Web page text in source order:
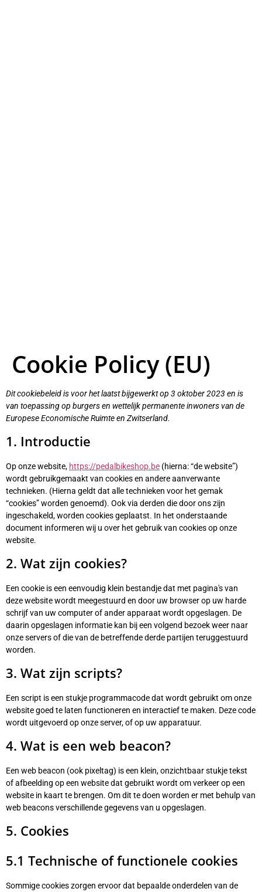
Cookie Policy (EU)
Dit cookiebeleid is voor het laatst bijgewerkt op 3 oktober 2023 en is
van toepassing op burgers en wettelijk permanente inwoners van de
Europese Economische Ruimte en Zwitserland.
1. Introductie
Op onze website, https://pedalbikeshop.be (hierna: “de website”)
wordt gebruikgemaakt van cookies en andere aanverwante
technieken. (Hierna geldt dat alle technieken voor het gemak
“cookies” worden genoemd). Ook via derden die door ons zijn
ingeschakeld, worden cookies geplaatst. In het onderstaande
document informeren wij u over het gebruik van cookies op onze
website.
2. Wat zijn cookies?
Een cookie is een eenvoudig klein bestandje dat met pagina's van
deze website wordt meegestuurd en door uw browser op uw harde
schrijf van uw computer of ander apparaat wordt opgeslagen. De
daarin opgeslagen informatie kan bij een volgend bezoek weer naar
onze servers of die van de betreffende derde partijen teruggestuurd
worden.
3. Wat zijn scripts?
Een script is een stukje programmacode dat wordt gebruikt om onze
website goed te laten functioneren en interactief te maken. Deze code
wordt uitgevoerd op onze server, of op uw apparatuur.
4. Wat is een web beacon?
Een web beacon (ook pixeltag) is een klein, onzichtbaar stukje tekst
of afbeelding op een website dat gebruikt wordt om verkeer op een
website in kaart te brengen. Om dit te doen worden er met behulp van
web beacons verschillende gegevens van u opgeslagen.
5. Cookies
5.1 Technische of functionele cookies
Sommige cookies zorgen ervoor dat bepaalde onderdelen van de